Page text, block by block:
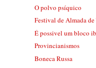
O polvo psíquico
Festival de Almada
É possivel um bloco
Provincianismos
Boneca Russa